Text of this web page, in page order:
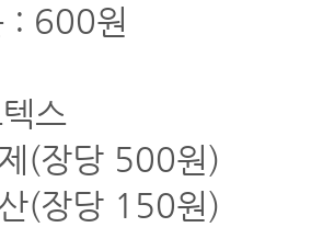
: 600원
스
(장당 500원)
(장당 150원)